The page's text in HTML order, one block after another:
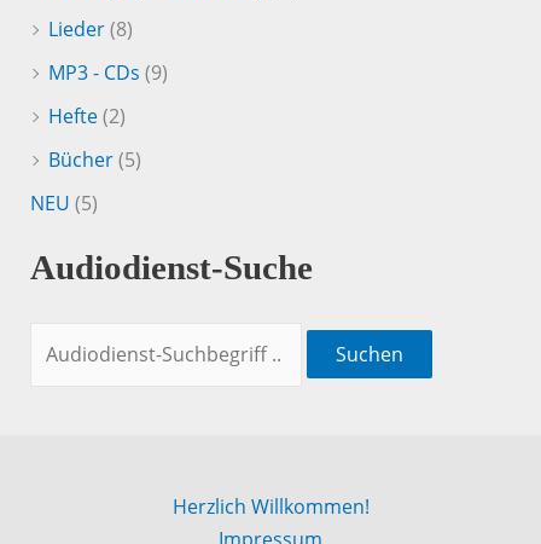
Lieder(8)
MP3 - CDs (9)
Hefte(2)
Bücher(5)
NEU (5)
Audiodienst-Suche
Suchen
Herzlich Willkommen!